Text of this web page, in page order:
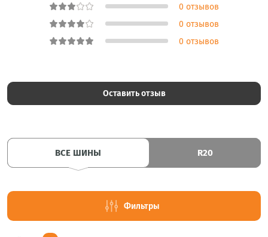
0 отзывов
0 отзывов
0 отзывов
Оставить отзыв
ВСЕ ШИНЫ R20
Фильтры